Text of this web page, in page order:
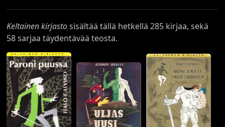
Keltainen kirjastosisältää tällä hetkellä 285 kirjaa, sekä
58 sarjaa täydentävää teosta.